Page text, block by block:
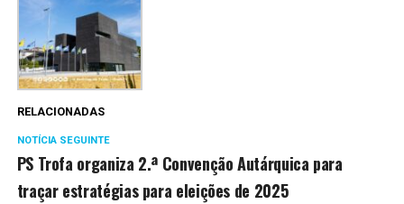
RELACIONADAS
NOTÍCIA SEGUINTE
PS Trofa organiza 2.ª Convenção Autárquica para
traçar estratégias para eleições de 2025